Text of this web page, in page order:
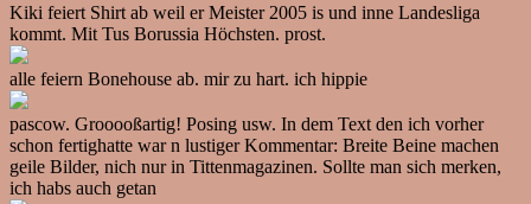
Kiki feiert Shirt ab weil er Meister 2005 is und inne Landesliga
kommt. Mit Tus Borussia Höchsten. prost.
alle feiern Bonehouse ab. mir zu hart. ich hippie
pascow. Grooooßartig! Posing usw. In dem Text den ich vorher
schon fertighatte war n lustiger Kommentar: Breite Beine machen
geile Bilder, nich nur in Tittenmagazinen. Sollte man sich merken,
ich habs auch getan